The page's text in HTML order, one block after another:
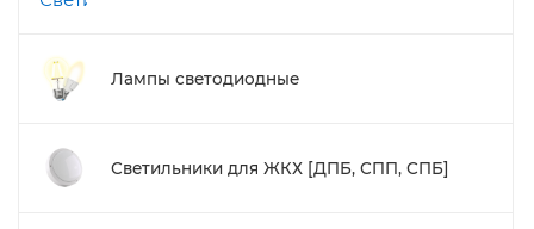
Лампы светодиодные
Светильники для ЖКХ [ДПБ, СПП, СПБ]